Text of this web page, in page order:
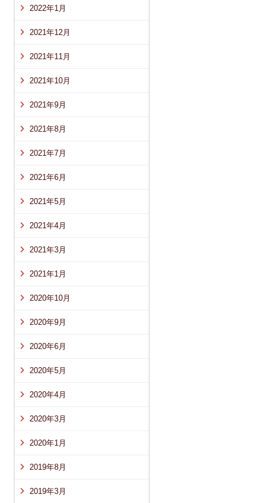
2022年1月
2021年12月
2021年11月
2021年10月
2021年9月
2021年8月
2021年7月
2021年6月
2021年5月
2021年4月
2021年3月
2021年1月
2020年10月
2020年9月
2020年6月
2020年5月
2020年4月
2020年3月
2020年1月
2019年8月
2019年3月